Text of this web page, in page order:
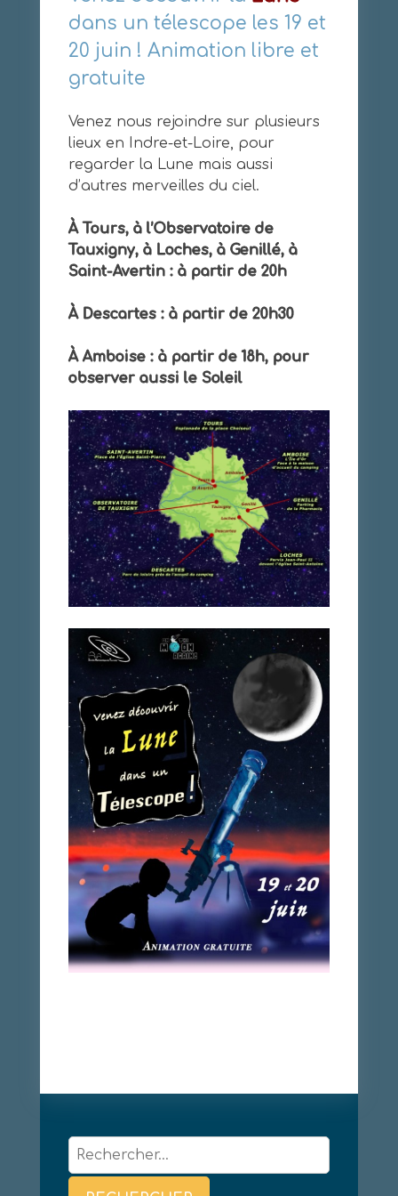
dans un télescope les 19 et
20 juin ! Animation libre et
gratuite
Venez nous rejoindre sur plusieurs
lieux en Indre-et-Loire, pour
regarder la Lune mais aussi
d’autres merveilles du ciel.
À Tours, à l’Observatoire de
Tauxigny, à Loches, à Genillé, à
Saint-Avertin : à partir de 20h
À Descartes : à partir de 20h30
À Amboise : à partir de 18h, pour
observer aussi le Soleil
Rechercher :